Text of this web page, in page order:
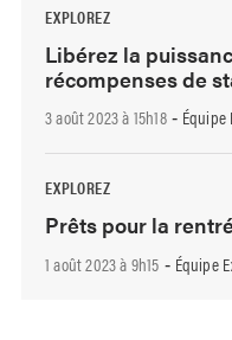
EXPLOREZ
Libérez la
récompenses de
3 août 2023 à 15h18- Équipe
EXPLOREZ
Prêts pour la
1 août 2023 à 9h15 - Équipe